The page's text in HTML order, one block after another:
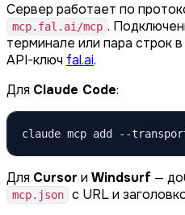
Сервер работает по
mcp.fal.ai/mcp .
терминале или пара строк
API-ключ fal.ai.
Для Claude Code:
claude mcp add --
Для Cursor и Windsurf —
mcp.json
с URL и